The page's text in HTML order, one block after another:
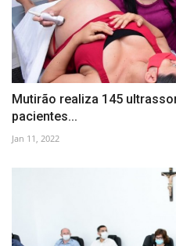
Mutirão realiza 145
pacientes...
Jan 11, 2022